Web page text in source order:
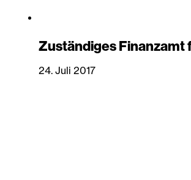
Zuständiges
24. Juli 2017